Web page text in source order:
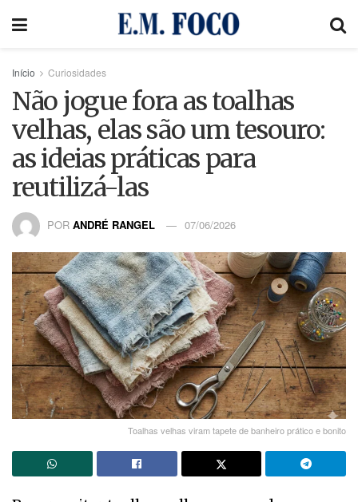
Início Curiosidades
Não jogue fora as toalhas
velhas, elas são um tesouro:
as ideias práticas para
reutilizá-las
POR ANDRÉ RANGEL 07/06/2026
Toalhas velhas viram tapete de banheiro prático e bonito